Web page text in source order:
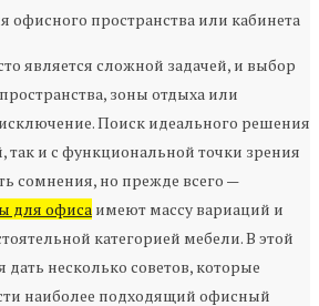
является сложной задачей, и выбор
зоны отдыха или
Поиск идеального решения
так и с функциональной точки зрения
сомнения, но прежде всего —
для офиса имеют массу вариаций и
категорией мебели. В этой
дать несколько советов, которые
наиболее подходящий офисный